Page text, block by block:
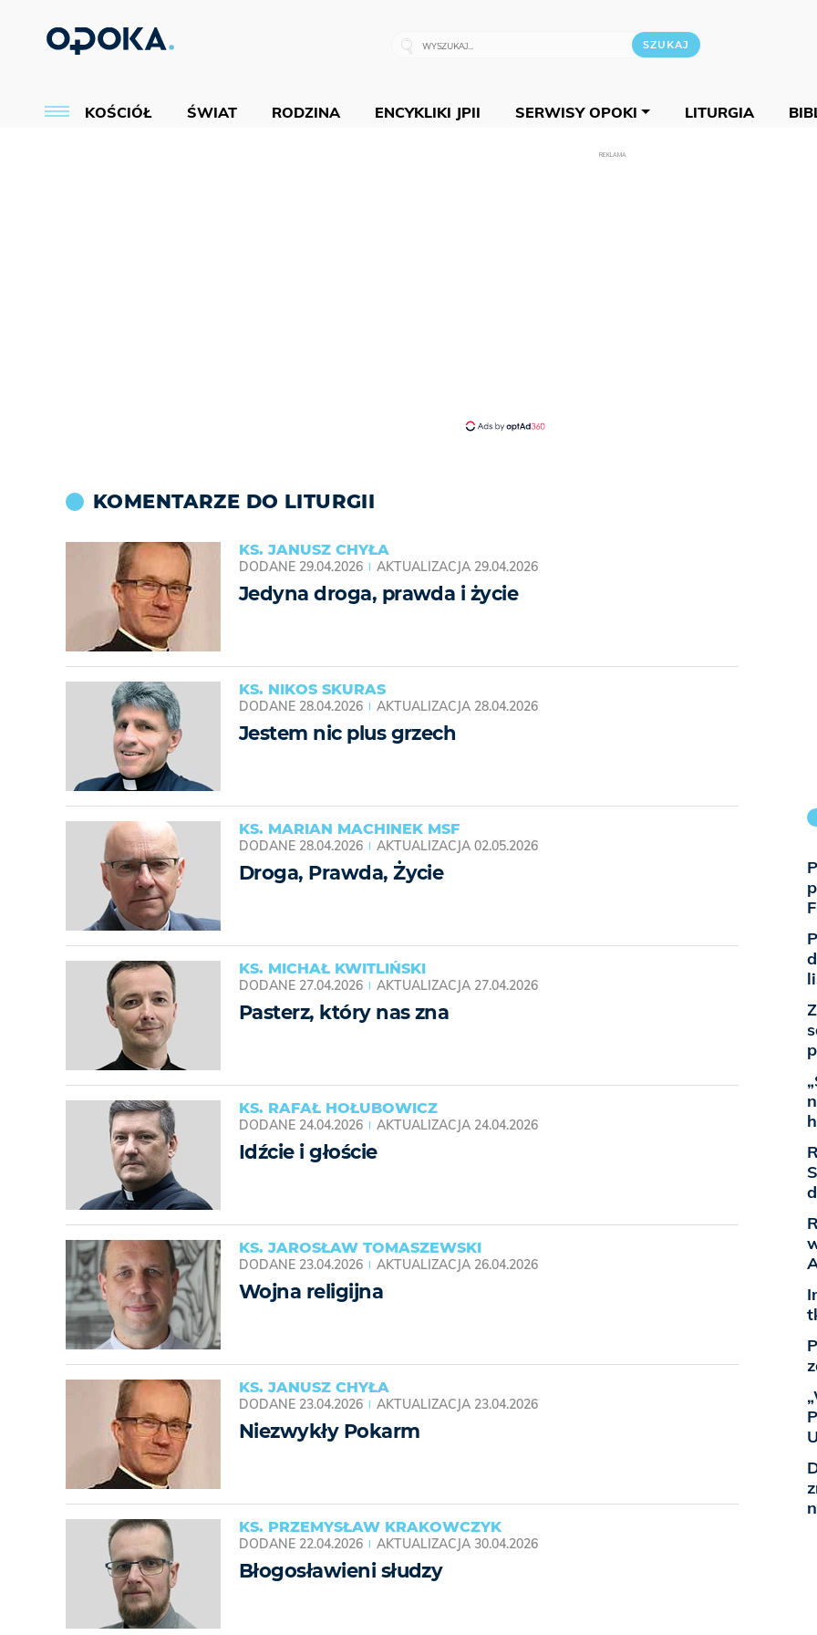
KOŚCIÓŁ ŚWIAT RODZINA ENCYKLIKI JPII SERWISY OPOKI LITURGIA
REKLAMA
KOMENTARZE DO LITURGII
KS. JANUSZ CHYŁA
DODANE 29.04.2026 AKTUALIZACJA 29.04.2026
Jedyna droga, prawda i życie
KS. NIKOS SKURAS
DODANE 28.04.2026 AKTUALIZACJA 28.04.2026
Jestem nic plus grzech
KS. MARIAN MACHINEK MSF
DODANE 28.04.2026 AKTUALIZACJA 02.05.2026
Droga, Prawda, Życie
KS. MICHAŁ KWITLIŃSKI
DODANE 27.04.2026 AKTUALIZACJA 27.04.2026
Pasterz, który nas zna
KS. RAFAŁ HOŁUBOWICZ
DODANE 24.04.2026 AKTUALIZACJA 24.04.2026
Idźcie i głoście
KS. JAROSŁAW TOMASZEWSKI
DODANE 23.04.2026 AKTUALIZACJA 26.04.2026
Wojna religijna
KS. JANUSZ CHYŁA
DODANE 23.04.2026 AKTUALIZACJA 23.04.2026
Niezwykły Pokarm
KS. PRZEMYSŁAW KRAKOWCZYK
DODANE 22.04.2026 AKTUALIZACJA 30.04.2026
Błogosławieni słudzy